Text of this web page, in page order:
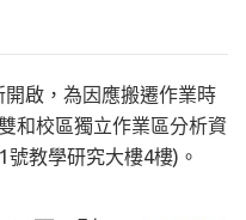
啟，為因應搬遷作業時
和校區獨立作業區分析資
教學研究大樓4樓)。